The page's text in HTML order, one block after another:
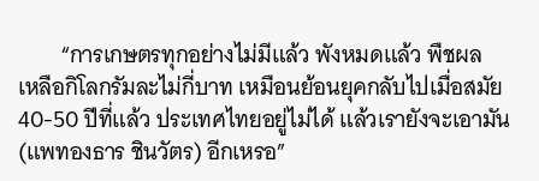
“การเกษตรทุกอย่างไม่มีแล้ว พังหมดแล้ว พืชผล
เหลือกิโลกรัมละไม่กี่บาท เหมือนย้อนยุคกลับไปเมื่อสมัย
40-50 ปีที่แล้ว ประเทศไทยอยู่ไม่ได้ แล้วเรายังจะเอามัน
(แพทองธาร ชินวัตร) อีกเหรอ”